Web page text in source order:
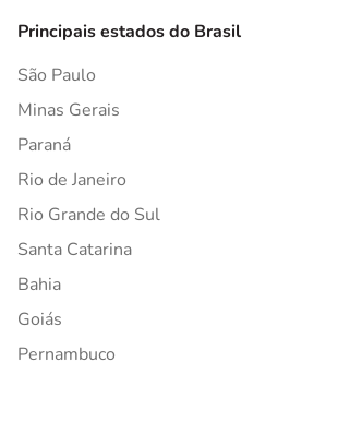
Principais estados do Brasil
São Paulo
Minas Gerais
Paraná
Rio de Janeiro
Rio Grande do Sul
Santa Catarina
Bahia
Goiás
Pernambuco